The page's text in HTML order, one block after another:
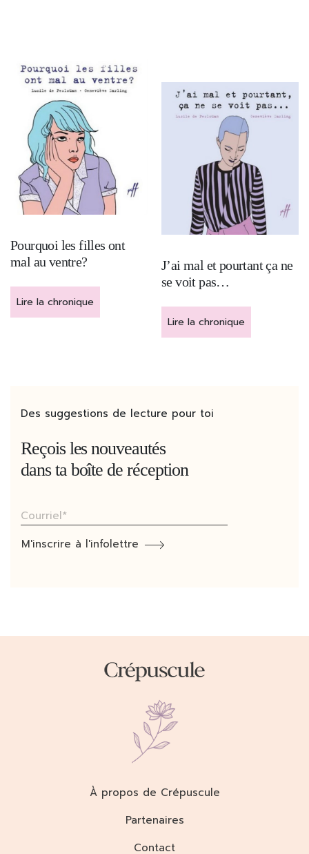
Pourquoi les filles ont
mal au ventre?
Lire la chronique
J’ai mal et pourtant ça ne
se voit pas…
Lire la chronique
Des suggestions de lecture pour toi
Reçois les nouveautés
dansta boîte de réception
M'inscrire à l'infolettre
À propos de Crépuscule
Partenaires
Contact